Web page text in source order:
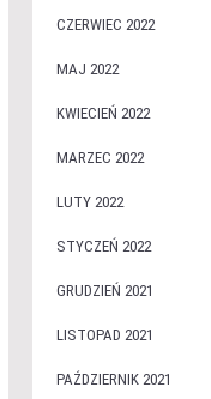
CZERWIEC 2022
MAJ 2022
KWIECIEŃ 2022
MARZEC 2022
LUTY 2022
STYCZEŃ 2022
GRUDZIEŃ 2021
LISTOPAD 2021
PAŹDZIERNIK 2021